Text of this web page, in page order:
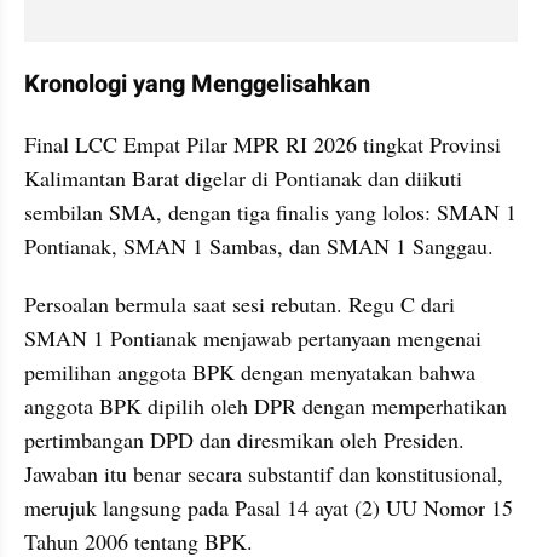
Kronologi yang Menggelisahkan
Final LCC Empat Pilar MPR RI 2026 tingkat Provinsi
Kalimantan Barat digelar di Pontianak dan diikuti
sembilan SMA, dengan tiga finalis yang lolos: SMAN 1
Pontianak, SMAN 1 Sambas, dan SMAN 1 Sanggau.
Persoalan bermula saat sesi rebutan. Regu C dari
SMAN 1 Pontianak menjawab pertanyaan mengenai
pemilihan anggota BPK dengan menyatakan bahwa
anggota BPK dipilih oleh DPR dengan memperhatikan
pertimbangan DPD dan diresmikan oleh Presiden.
Jawaban itu benar secara substantif dan konstitusional,
merujuk langsung pada Pasal 14 ayat (2) UU Nomor 15
Tahun 2006 tentang BPK.